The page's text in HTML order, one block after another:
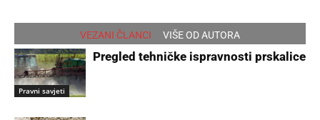
VEZANI ČLANCI VIŠE OD AUTORA
Pravni savjeti
Pregled tehničke ispravnosti prskalice